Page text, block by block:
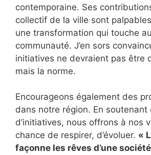
contemporaine. Ses
collectif de la ville sont
une transformation qui touche
communauté. J’en sors
initiatives ne devraient pas être
mais la norme.
Encourageons également des
dans notre région. En soutenant
d’initiatives, nous offrons à nos
chance de respirer, d’évoluer. «
façonne les rêves d’une